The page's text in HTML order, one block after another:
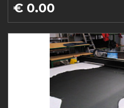
€ 0.00